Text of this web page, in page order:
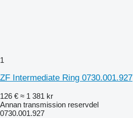
1
ZF Intermediate Ring 0730.001.927
126 € ≈ 1 381 kr
Annan transmission reservdel
0730.001.927